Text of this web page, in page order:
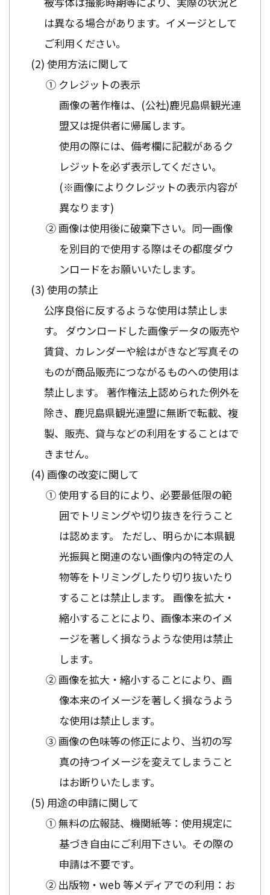
は異なる場合があります。イメージとして
ご利用ください。
使用方法に関して
① クレジットの表示
画像の著作権は、(公社)鹿児島県観光連
盟又は提供者に帰属します。
使用の際には、備考欄に記載があるク
レジットを必ず表示してください。
(※画像によりクレジットの表示内容が
異なります)
② 画像は使用後に破棄下さい。同一画像
を別目的で使用する際はその都度ダウ
ンロードをお願いいたします。
使用の禁止
公序良俗に反するような使用は禁止しま
す。 ダウンロードした画像データの販売や
賃貸、カレンダーや絵はがきなど写真その
ものが商品販売につながるものへの使用は
禁止します。 著作権法上認められた例外を
除き、鹿児島県観光連盟に無断で転載、複
製、販売、貸与などの利用をすることはで
きません。
画像の改変に関して
① 使用する目的により、必要最低限の範
囲でトリミングや切り抜きを行うこと
は認めます。 ただし、明らかに本県観
光振興と関連のない画像内の特定の人
物等をトリミングしたり切り抜いたり
することは禁止します。 画像を拡大・
縮小することにより、画像本来のイメ
ージを著しく損なうような使用は禁止
します。
② 画像を拡大・縮小することにより、画
像本来のイメージを著しく損なうよう
な使用は禁止します。
③ 画像の色味等の修正により、当初の写
真の持つイメージを変えてしまうこと
はお断りいたします。
用途の申請に関して
① 無料の広報誌、機関紙等：使用規定に
基づき自由にご利用下さい。その際の
申請は不要です。
② 出版物・web 等メディアでの利用：お